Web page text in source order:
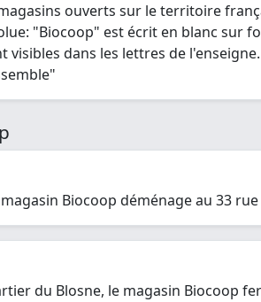
ouverts sur le territoire
"Biocoop" est écrit en blanc sur
visibles dans les lettres de
Biocoop déménage au 33
du Blosne, le magasin Biocoop